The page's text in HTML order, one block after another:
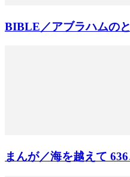
BIBLE／アブラハムの
まんが／海を越えて